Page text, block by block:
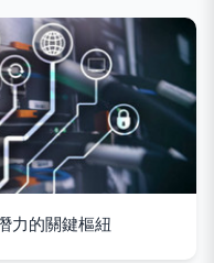
力的關鍵樞紐